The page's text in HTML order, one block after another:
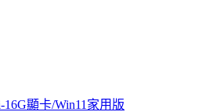
顯卡/Win11家用版